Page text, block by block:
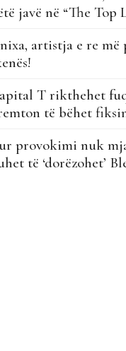
javë në “The Top
artistja e re më
T rikthehet
të bëhet
provokimi nuk
të ‘dorëzohet’